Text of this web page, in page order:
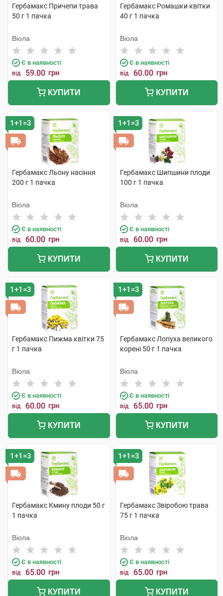
Гербамакс Причепи трава
50 г 1 пачка
Віола
Є в наявності
від 59.00 грн
КУПИТИ
Гербамакс Ромашки квітки
40 г 1 пачка
Віола
Є в наявності
від 60.00 грн
КУПИТИ
1+1=3
Гербамакс Льону насіння
200 г 1 пачка
Віола
Є в наявності
від 60.00 грн
КУПИТИ
1+1=3
Гербамакс Шипшини плоди
100 г 1 пачка
Віола
Є в наявності
від 60.00 грн
КУПИТИ
1+1=3
Гербамакс Пижма квітки 75
г 1 пачка
Віола
Є в наявності
від 60.00 грн
КУПИТИ
1+1=3
Гербамакс Лопуха великого
корені 50 г 1 пачка
Віола
Є в наявності
від 65.00 грн
КУПИТИ
1+1=3
Гербамакс Кмину плоди 50 г
1 пачка
Віола
Є в наявності
від 65.00 грн
КУПИТИ
1+1=3
Гербамакс Звіробою трава
75 г 1 пачка
Віола
Є в наявності
від 65.00 грн
КУПИТИ